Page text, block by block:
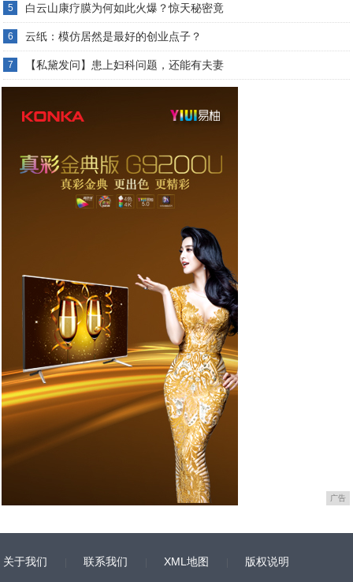
5 白云山康疗膜为何如此火爆？惊天秘密竟
6 云纸：模仿居然是最好的创业点子？
7 【私黛发问】患上妇科问题，还能有夫妻
广告
关于我们 联系我们 XML地图 版权说明